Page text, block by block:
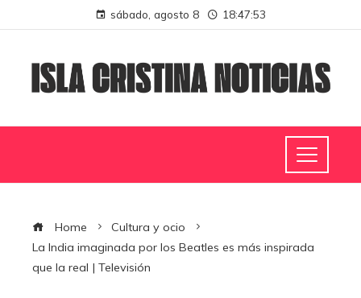
sábado, agosto 8 18:47:54
Home
Cultura y ocio
La India imaginada por los Beatles es más inspirada
que la real | Televisión